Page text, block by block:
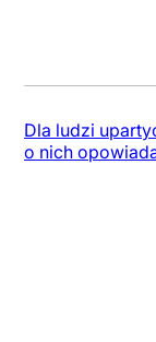
Dla ludzi
o nich